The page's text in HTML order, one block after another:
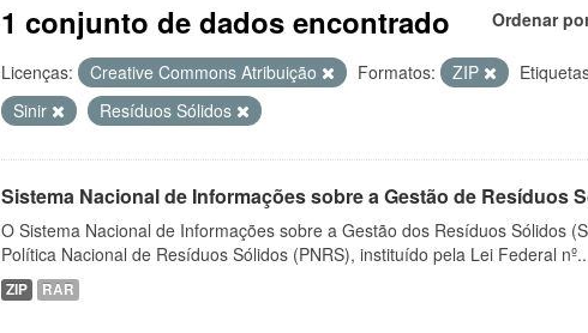
Ordenar
1 conjunto de dados encontrado
Licenças: Creative Commons Atribuição Formatos: ZIP
Sinir
Resíduos Sólidos
Sistema Nacional de Informações sobre a Gestão de Resíduos
O Sistema Nacional de Informações sobre a Gestão dos Resíduos Sólidos
Política Nacional de Resíduos Sólidos (PNRS), instituído pela Lei Federal
ZIP RAR